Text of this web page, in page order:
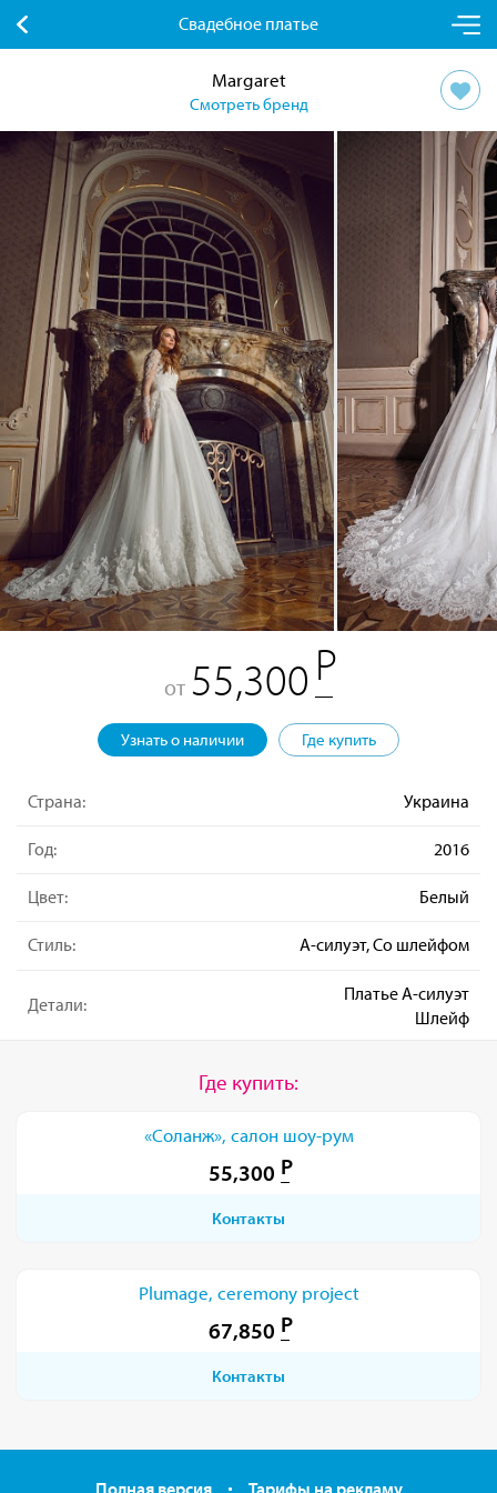
Свадебное платье
Margaret
Смотреть бренд
от 55,300
Узнать о наличии Где купить
Страна: Украина
Год: 2016
Цвет: Белый
Стиль: А-силуэт, Со шлейфом
Детали:
Платье А-силуэт
Шлейф
Где купить:
«Соланж», салон шоу-рум
55,300
Контакты
Plumage, ceremony project
67,850
Контакты
Полная версия Тарифы на рекламу